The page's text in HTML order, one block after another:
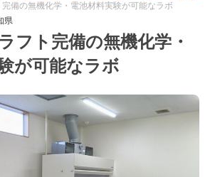
完備の無機化学・電池材料実験が可能なラボ
県
フト完備の無機化学・
が可能なラボ